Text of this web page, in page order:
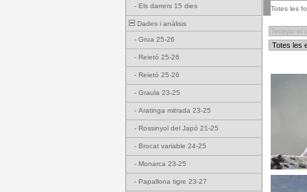
- Els darrers 15 dies
Dades i anàlisis
- Grua 25-26
- Reietó 25-26
- Reietó 25-26
- Graula 23-25
- Aratinga mitrada 23-25
- Rossinyol del Japó 21-25
- Brocat variable 24-25
- Monarca 23-25
- Papallona tigre 23-27
Totes les